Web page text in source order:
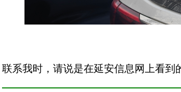
联系我时，请说是在延安信息网上看到